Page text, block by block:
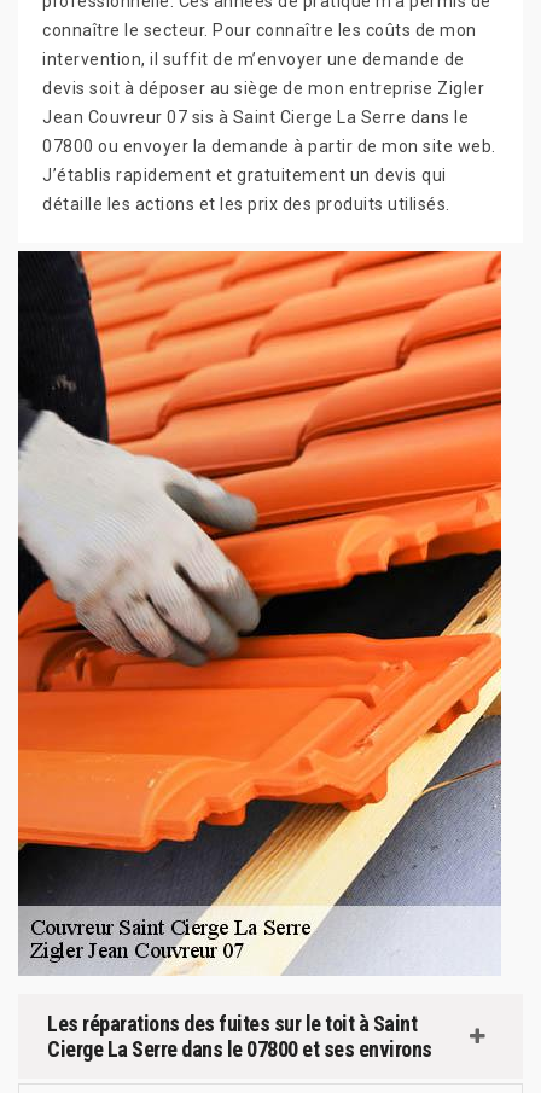
connaître le secteur. Pour connaître les coûts de mon
intervention, il suffit de m’envoyer une demande de
devis soit à déposer au siège de mon entreprise Zigler
Jean Couvreur 07 sis à Saint Cierge La Serre dans le
07800 ou envoyer la demande à partir de mon site web.
J’établis rapidement et gratuitement un devis qui
détaille les actions et les prix des produits utilisés.
Les réparations des fuites sur le toit à Saint
Cierge La Serre dans le 07800 et ses environs